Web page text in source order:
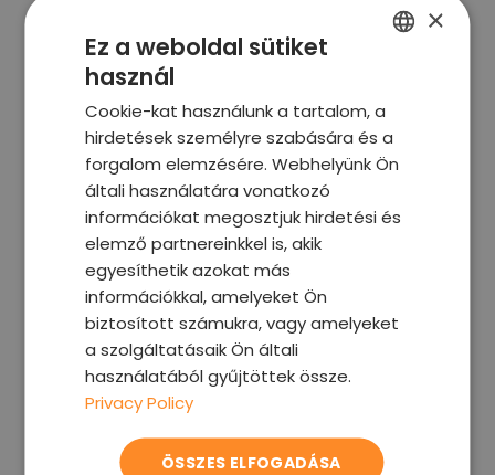
Rugalmas számlázás
Csoportos számlázás, halasztott fizetés.
Fizetés banki átutalással, kártyával vagy
PayPal-lal.
API integráció
Automatizált megrendelés-feladás REST
API-nkon keresztül.
GERMAN
CZECH
SPANISH
HUNGARIAN
ROMANIAN
×
Ez a weboldal sütiket
használ
Cookie-kat használunk a tartalom, a
hirdetések személyre szabására és a
forgalom elemzésére. Webhelyünk Ön
általi használatára vonatkozó
információkat megosztjuk hirdetési és
elemző partnereinkkel is, akik
egyesíthetik azokat más
információkkal, amelyeket Ön
biztosított számukra, vagy amelyeket
a szolgáltatásaik Ön általi
használatából gyűjtöttek össze.
Privacy Policy
ÖSSZES ELFOGADÁSA